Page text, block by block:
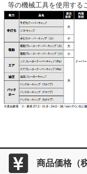
等の機械工具を使用する
商品価格（